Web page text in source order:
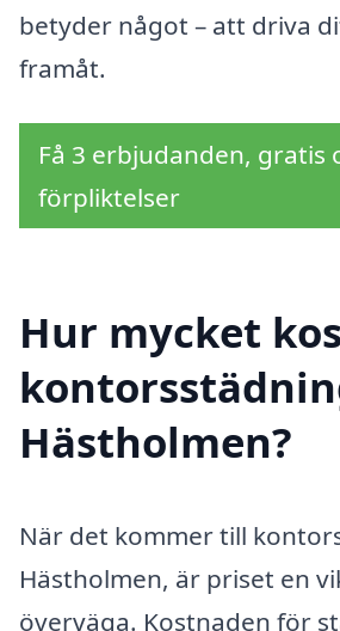
betyder något – att driva
framåt.
Få 3 erbjudanden, gratis
förpliktelser
Hur mycket
Hästholmen?
När det kommer till
Hästholmen, är priset en
överväga. Kostnaden för